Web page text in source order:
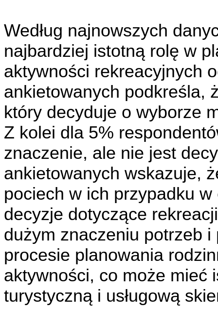
Według najnowszych
najbardziej istotną rolę w
aktywności rekreacyjnych
ankietowanych podkreśla,
który decyduje o wyborze
Z kolei dla 5%
znaczenie, ale nie jest
ankietowanych wskazuje,
pociech w ich przypadku w
decyzje dotyczące
dużym znaczeniu potrzeb
procesie planowania
aktywności, co może mieć
turystyczną i usługową